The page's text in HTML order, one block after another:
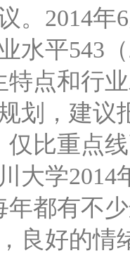
。2014年
水平543
特点和行
划，建议
仅比重点
大学
年都有不
良好的情